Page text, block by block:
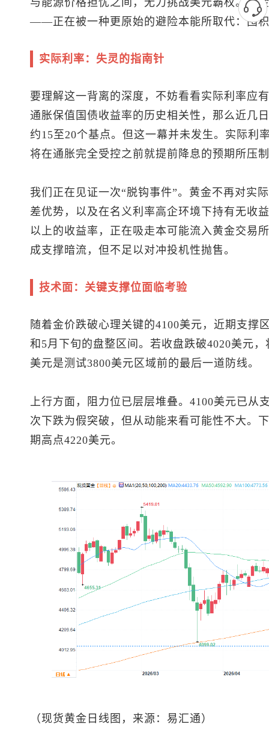
与能源价格担忧之间，无力挑战美元霸权。
——正在被一种更原始的避险本能所取代：囤
实际利率：失灵的指南针
要理解这一背离的深度，不妨看看实际利率应
通胀保值国债收益率的历史相关性，那么近几
约15至20个基点。但这一幕并未发生。实际利
将在通胀完全受控之前就提前降息的预期所压
我们正在见证一次“脱钩事件”。黄金不再对实
差优势，以及在名义利率高企环境下持有无收
以上的收益率，正在吸走本可能流入黄金交易
成支撑暗流，但不足以对冲投机性抛售。
技术面：关键支撑位面临考验
随着金价跌破心理关键的4100美元，近期支撑
和5月下旬的盘整区间。若收盘跌破4020美元
美元是测试3800美元区域前的最后一道防线。
上行方面，阻力位已层层堆叠。4100美元已从
次下跌为假突破，但从动能来看可能性不大。
期高点4220美元。
（现货黄金 日线图，来源：易汇通）